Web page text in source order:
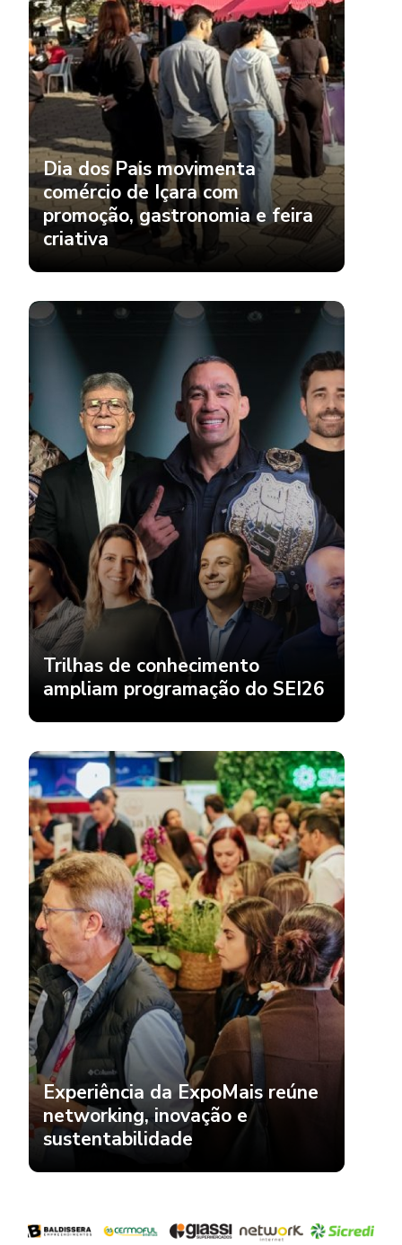
Dia dos Pais movimenta
comércio de Içara com
promoção, gastronomia e feira
criativa
Trilhas de conhecimento
ampliam programação do SEI26
Experiência da ExpoMais reúne
networking, inovação e
sustentabilidade